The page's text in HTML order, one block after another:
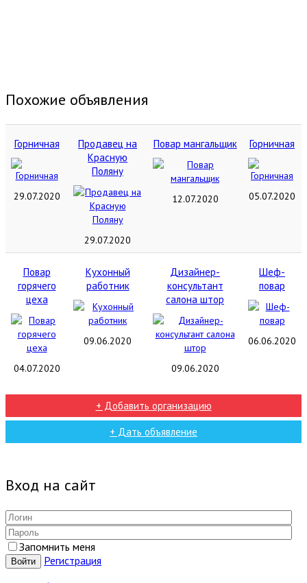
Похожие объявления
Горничная
29.07.2020
Продавец на
Красную
Поляну
29.07.2020
Повар мангальщик
12.07.2020
Горничная
05.07.2020
Повар
горячего
цеха
04.07.2020
Кухонный
работник
09.06.2020
Дизайнер-
консультант
салона штор
09.06.2020
Шеф-
повар
06.06.2020
+ Добавить организацию
+ Дать объявление
Вход на сайт
Запомнить меня
Войти
Регистрация